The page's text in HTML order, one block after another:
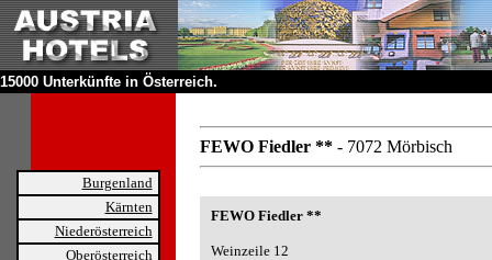
15000 Unterkünfte in Österreich.
Burgenland
Kärnten
Niederösterreich
Oberösterreich
FEWO Fiedler ** - 7072 Mörbisch
FEWO Fiedler **
Weinzeile 12